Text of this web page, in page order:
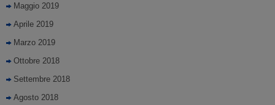
Maggio 2019
Aprile 2019
Marzo 2019
Ottobre 2018
Settembre 2018
Agosto 2018